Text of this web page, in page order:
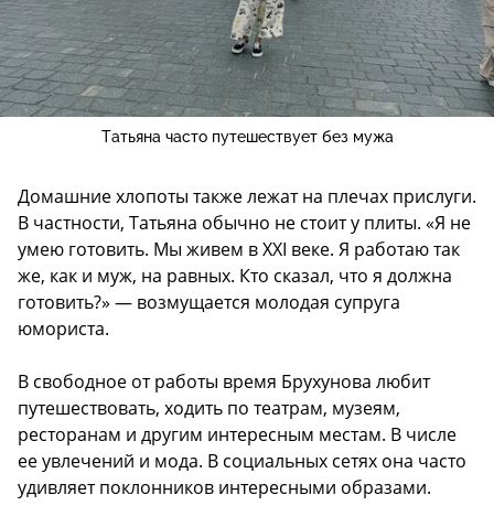
Татьяна часто путешествует без мужа
Домашние хлопоты также лежат на плечах прислуги.
В частности, Татьяна обычно не стоит у плиты. «Я не
умею готовить. Мы живем в XXI веке. Я работаю так
же, как и муж, на равных. Кто сказал, что я должна
готовить?» — возмущается молодая супруга
юмориста.
В свободное от работы время Брухунова любит
путешествовать, ходить по театрам, музеям,
ресторанам и другим интересным местам. В числе
ее увлечений и мода. В социальных сетях она часто
удивляет поклонников интересными образами.